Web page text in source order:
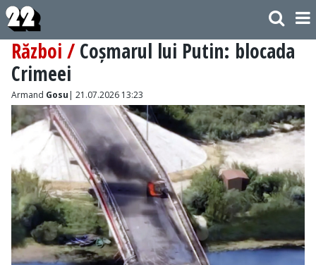
Război / Coșmarul lui Putin: blocada
Crimeei
Armand Gosu | 21.07.2026 13:23